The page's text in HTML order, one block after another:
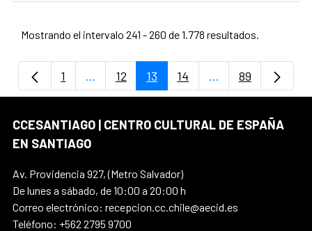
Mostrando el intervalo 241 - 260 de 1.778 resultados.
Página
1 ...Páginas intermedias Use TAB para
Página
12 Página
13 Página
14 ...PáginasPágina
89
CCESANTIAGO | CENTRO CULTURAL DE ESPAÑA
EN SANTIAGO
Av. Providencia 927, (Metro Salvador)
De lunes a sábado, de 10:00 a 20:00 h
Correo electrónico: recepcion.cc.chile@aecid.es
Teléfono: +562 2795 9700